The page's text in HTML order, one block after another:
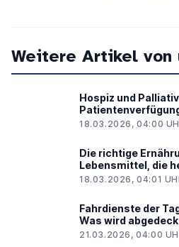
Weitere Artikel von
Hospiz und
18.03.2026, 04:00
Die richtige
Lebensmittel, die
18.03.2026, 04:01
Fahrdienste der
Was wird
21.03.2026, 04:00